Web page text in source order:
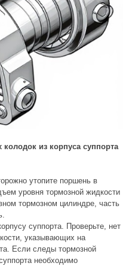
из корпуса суппорта
утопите поршень в
уровня тормозной жидкости
тормозном цилиндре, часть
суппорта. Проверьте, нет
указывающих на
Если следы тормозной
необходимо